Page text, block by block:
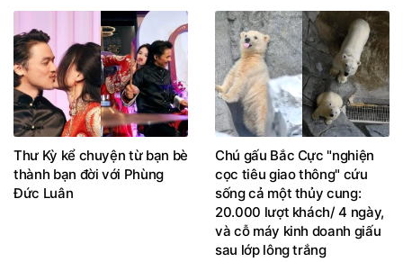
Thư Kỳ kể chuyện từ bạn bè
thành bạn đời với Phùng
Đức Luân
Chú gấu Bắc Cực "nghiện
cọc tiêu giao thông" cứu
sống cả một thủy cung:
20.000 lượt khách/ 4 ngày,
và cỗ máy kinh doanh giấu
sau lớp lông trắng